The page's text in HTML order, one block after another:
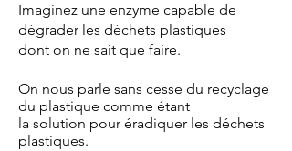
Imaginez une enzyme capable de
dégrader les déchets plastiques
dont on ne sait que faire.
On nous parle sans cesse du recyclage
du plastique comme étant
la solution pour éradiquer les déchets
plastiques.